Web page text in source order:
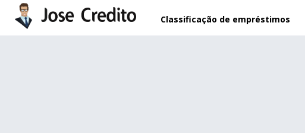
Pular para o conteúdo principal
Classificação de empréstimos